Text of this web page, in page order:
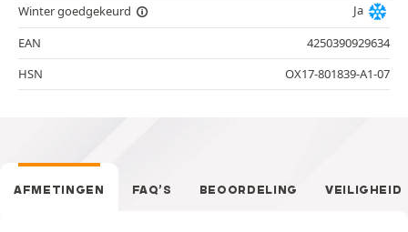
Winter goedgekeurd
Ja
EAN
4250390929634
HSN
OX17-801839-A1-07
AFMETINGEN FAQ’S BEOORDELING VEILIGHEID